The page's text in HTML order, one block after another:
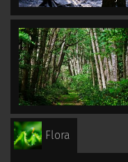
Flora